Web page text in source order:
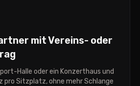
mit Vereins- oder
Halle oder ein Konzerthaus und
pro Sitzplatz, ohne mehr Schlange